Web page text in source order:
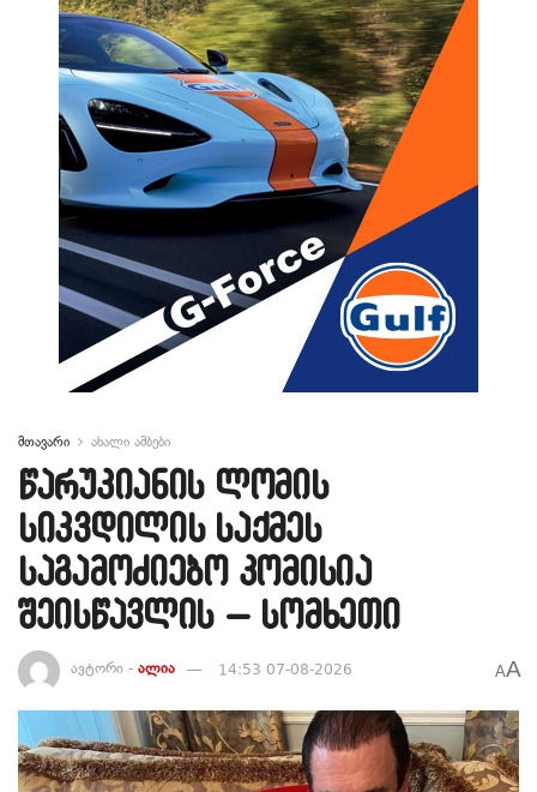
მთავარი ახალი ამბები
წარუკიანის ლომის
სიკვდილის საქმეს
საგამოძიებო კომისია
შეისწავლის – სომხეთი
ავტორი - ალია 14:53 07-08-2026 AA